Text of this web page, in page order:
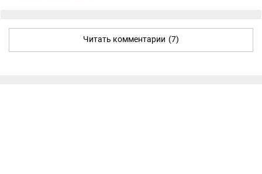
Читать комментарии (7)